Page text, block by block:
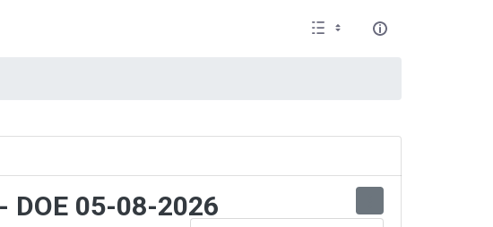
DOE 05-08-2026